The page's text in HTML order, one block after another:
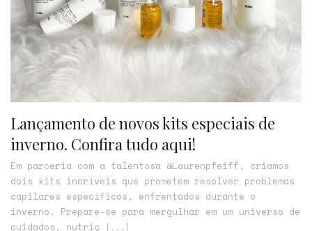
Lançamento de novos kits especiais de
inverno. Confira tudo aqui!
Em parceria com a talentosa @Laurenpfeiff, criamos
dois kits incríveis que prometem resolver problemas
capilares específicos, enfrentados durante o
inverno. Prepare-se para mergulhar em um universo de
cuidados, nutriç
[...]